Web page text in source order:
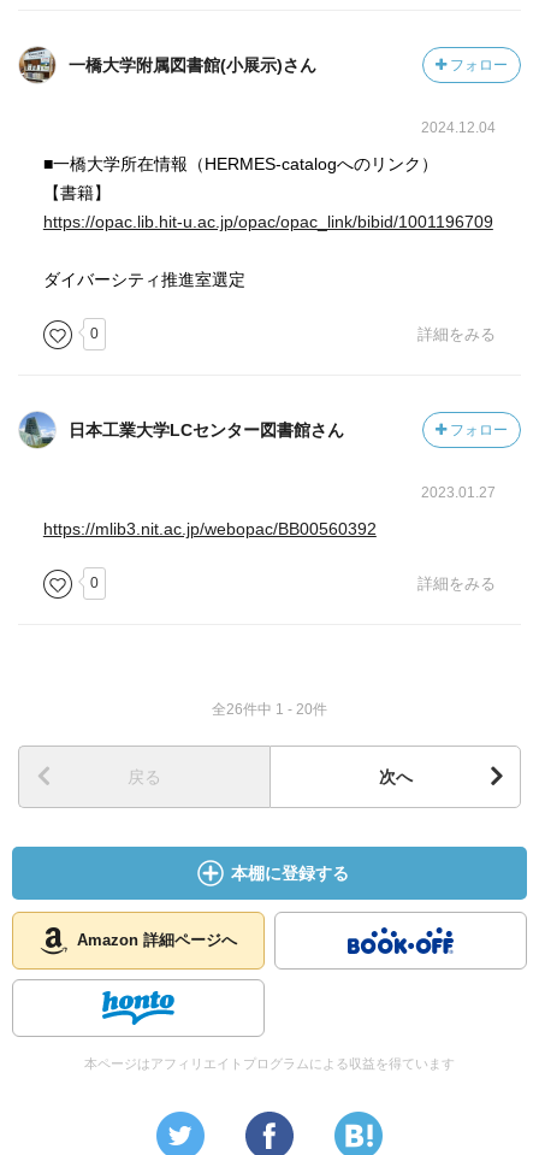
一橋大学附属図書館(小展示)さん フォロー
2024.12.04
■一橋大学所在情報（HERMES-catalogへのリンク）
【書籍】
https://opac.lib.hit-u.ac.jp/opac/opac_link/bibid/1001196709
ダイバーシティ推進室選定
0 詳細をみる
日本工業大学LCセンター図書館さん フォロー
2023.01.27
https://mlib3.nit.ac.jp/webopac/BB00560392
0 詳細をみる
全26件中 1 - 20件
戻る 次へ
本棚に登録する
Amazon 詳細ページへ
本ページはアフィリエイトプログラムによる収益を得ています